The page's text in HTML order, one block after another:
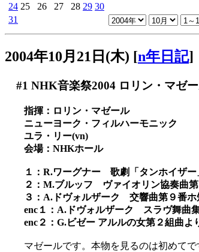
24 25 26 27 28 29 30
31
2004年10月21日(木) [n年日記]
#1 NHK音楽祭2004 ロリン・マゼ
指揮：ロリン・マゼール
ニューヨーク・フィルハーモニック
ユラ・リー(vn)
会場：NHKホール
１：R.ワーグナー 歌劇「タンホイザー
２：M.ブルッフ ヴァイオリン協奏曲
３：A.ドヴォルザーク 交響曲第９番ホ
enc１：A.ドヴォルザーク スラヴ舞曲
enc２：G.ビゼー アルルの女第２組曲
マゼールです。本物を見るのは初めてで